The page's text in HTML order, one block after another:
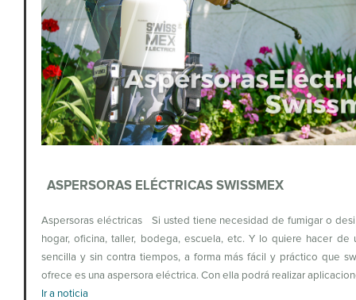
ASPERSORAS ELÉCTRICAS SWISSMEX
Aspersoras eléctricas Si usted tiene necesidad de fumigar o
hogar, oficina, taller, bodega, escuela, etc. Y lo quiere hacer de
sencilla y sin contra tiempos, a forma más fácil y práctico que
ofrece es una aspersora eléctrica. Con ella podrá realizar
Ir a noticia